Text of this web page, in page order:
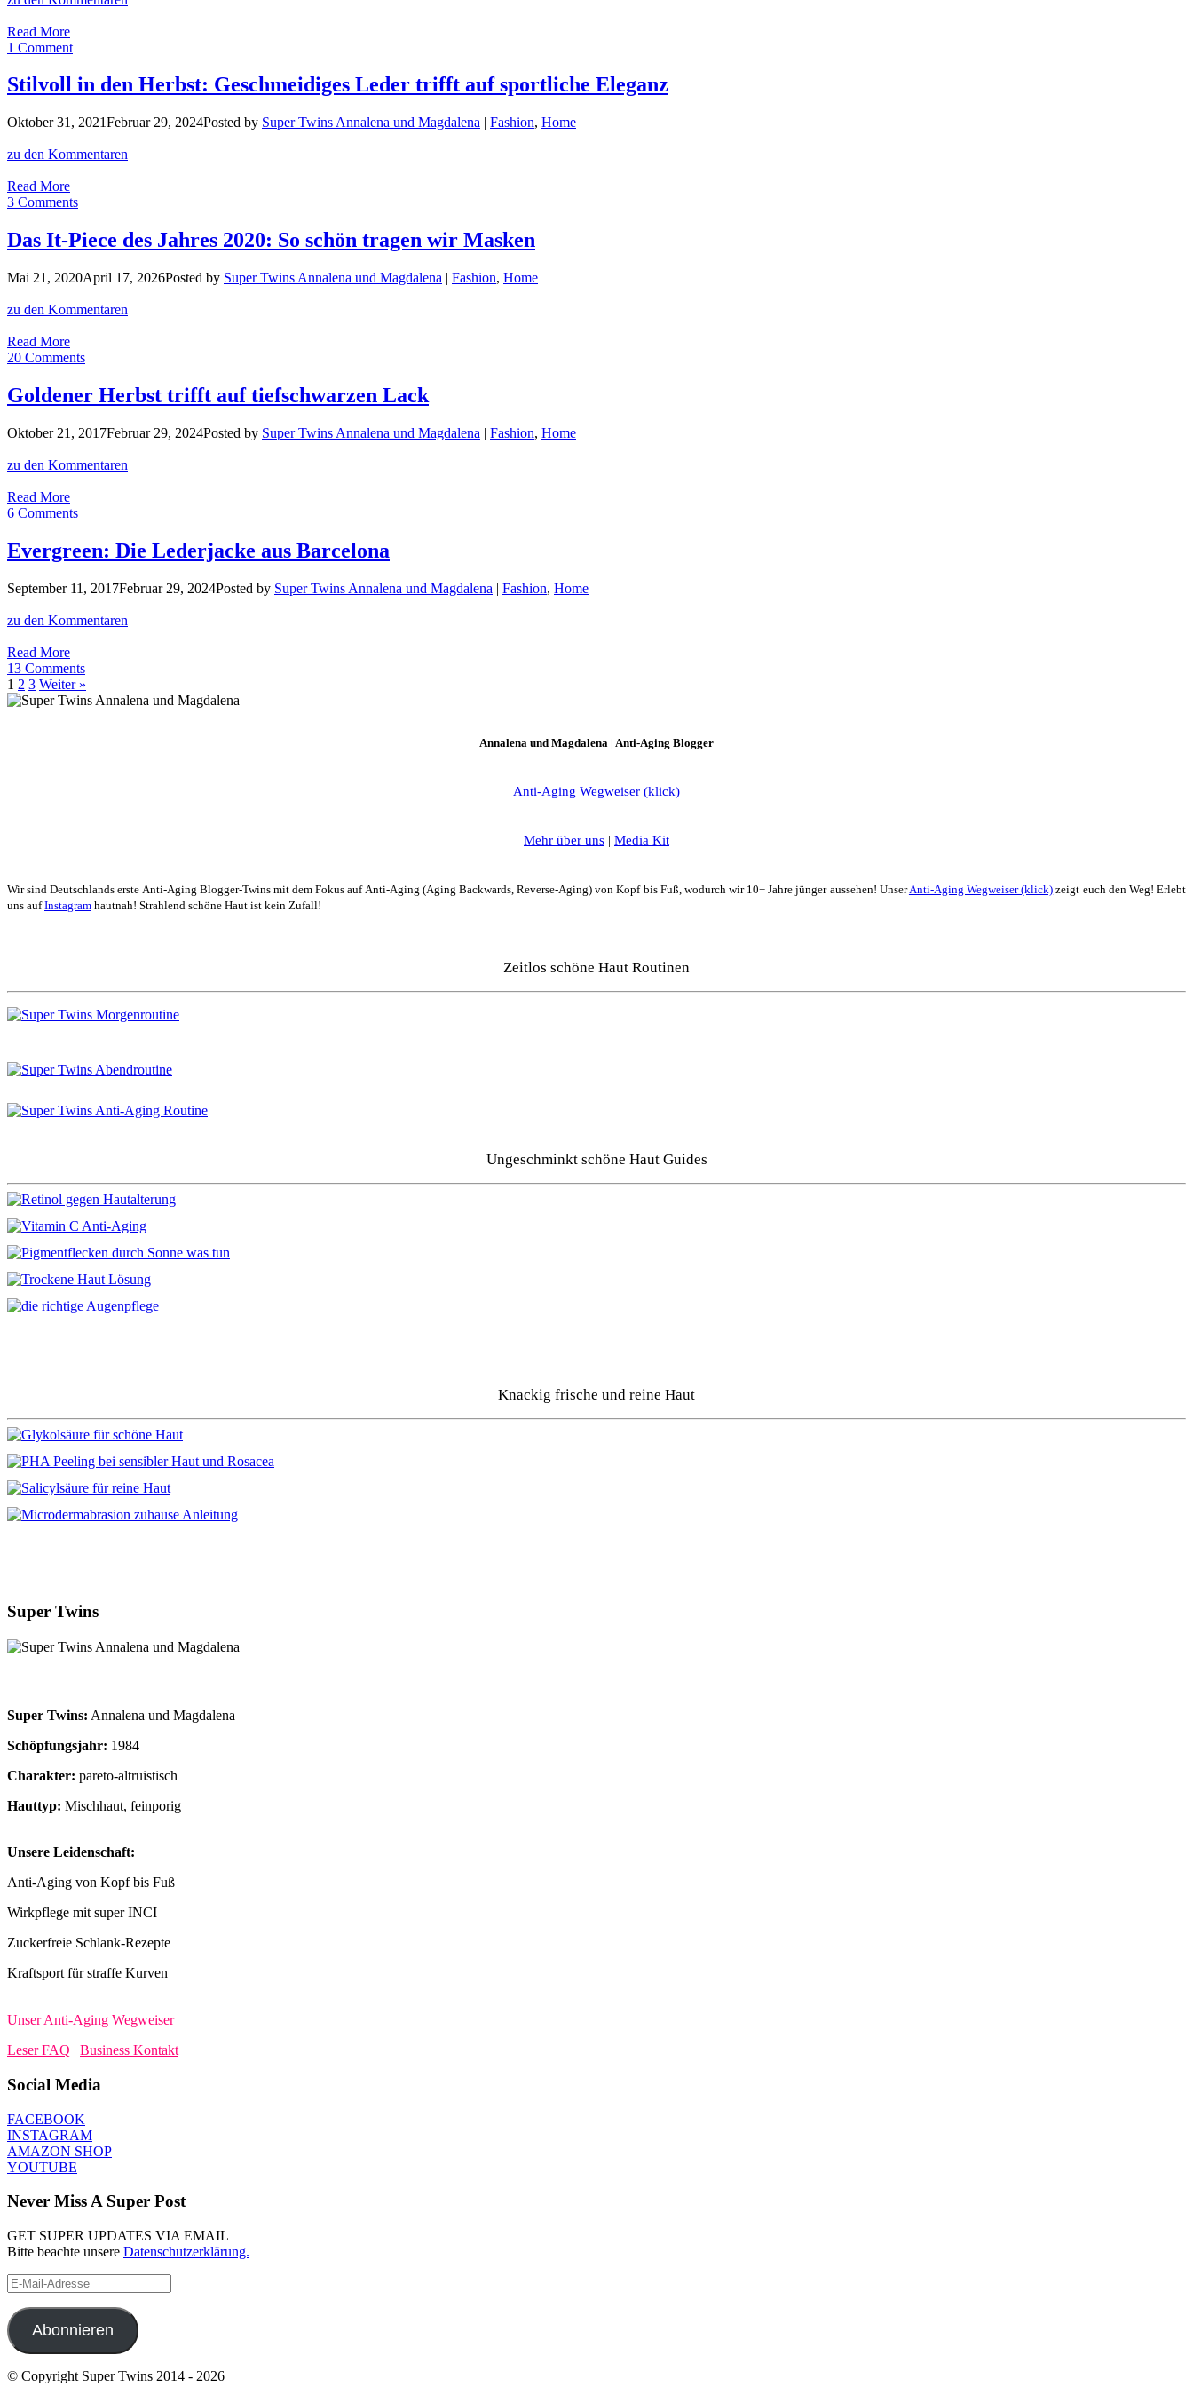
Read MoreStreet
Style
Kuscheliger
Strick
auf
Lack
1 Comment
Stilvoll in den Herbst: Geschmeidiges Leder trifft auf sportliche Eleganz
Oktober 31, 2021Februar 29, 2024Posted by Super Twins Annalena und Magdalena | Fashion, Home
zu den Kommentaren
Read MoreStilvoll
in
Herbst:
Geschmeidiges
trifft
sportliche
3 Comments
Das It-Piece des Jahres 2020: So schön tragen wir Masken
Mai 21, 2020April 17, 2026Posted by Super Twins Annalena und Magdalena | Fashion, Home
zu den Kommentaren
Read MoreDas
It-
Jahres
So
tragen
Masken
20 Comments
Goldener Herbst trifft auf tiefschwarzen Lack
Oktober 21, 2017Februar 29, 2024Posted by Super Twins Annalena und Magdalena | Fashion, Home
zu den Kommentaren
Read MoreGoldener
Herbst
tiefschwarzen
6 Comments
Evergreen: Die Lederjacke aus Barcelona
September 11, 2017Februar 29, 2024Posted by Super Twins Annalena und Magdalena | Fashion, Home
zu den Kommentaren
Read MoreEvergreen:
Die
Lederjacke
aus
13 Comments
1 2 3 Weiter »
Annalena und Magdalena | Anti-Aging Blogger
Anti-Aging Wegweiser (klick)
Mehr über uns | Media Kit
Wir sind Deutschlands erste Anti-Aging Blogger-Twins mit dem Fokus auf Anti-Aging (Aging Backwards, Reverse-Aging) von Kopf bis Fuß, wodurch wir 10+ Jahre jünger aussehen! UnserAnti-Aging Wegweiser (klick) zeigt euch den Weg! Erlebt
uns aufInstagram hautnah! Strahlend schöne Haut ist kein Zufall!
Zeitlos schöne Haut Routinen
Ungeschminkt schöne Haut Guides
Knackig frische und reine Haut
Super Twins
Super Twins: Annalena und Magdalena
Schöpfungsjahr: 1984
Charakter: pareto-altruistisch
Hauttyp: Mischhaut, feinporig
Unsere Leidenschaft:
Anti-Aging von Kopf bis Fuß
Wirkpflege mit super INCI
Zuckerfreie Schlank-Rezepte
Kraftsport für straffe Kurven
Unser Anti-Aging Wegweiser
Leser FAQ | Business Kontakt
Social Media
FACEBOOK
INSTAGRAM
AMAZON SHOP
YOUTUBE
Never Miss A Super Post
GET SUPER UPDATES VIA EMAIL
Bitte beachte unsere Datenschutzerklärung.
E-
Mail-
Adresse
Abonnieren
© Copyright Super Twins 2014 - 2026